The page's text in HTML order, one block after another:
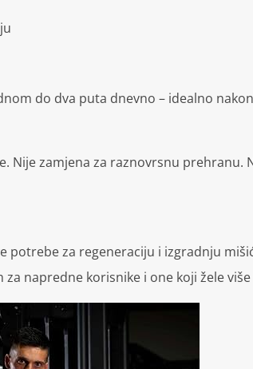
do dva puta dnevno – idealno
Nije zamjena za raznovrsnu prehranu.
potrebe za regeneraciju i izgradnju
napredne korisnike i one koji žele